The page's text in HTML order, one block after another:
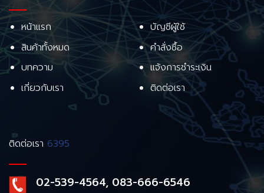
หน้าแรก
สินค้าทั้งหมด
บทความ
เกี่ยวกับเรา
บัญชีผู้ใช้
คำสั่งซื้อ
แจ้งการชำระเงิน
ติดต่อเรา
ติดต่อเรา 6395
02-539-4564, 083-666-6546